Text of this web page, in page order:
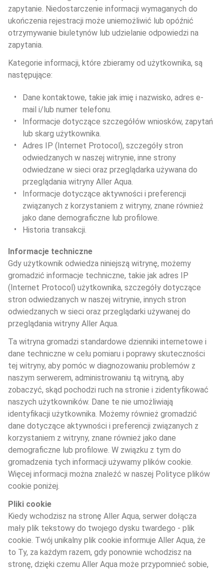
zapytanie. Niedostarczenie informacji wymaganych do
ukończenia rejestracji może uniemożliwić lub opóźnić
otrzymywanie biuletynów lub udzielanie odpowiedzi na
zapytania.
Kategorie informacji, które zbieramy od użytkownika, są
następujące:
Dane kontaktowe, takie jak imię i nazwisko, adres e-
mail i/lub numer telefonu.
Informacje dotyczące szczegółów wniosków, zapytań
lub skarg użytkownika.
Adres IP (Internet Protocol), szczegóły stron
odwiedzanych w naszej witrynie, inne strony
odwiedzane w sieci oraz przeglądarka używana do
przeglądania witryny Aller Aqua.
Informacje dotyczące aktywności i preferencji
związanych z korzystaniem z witryny, znane również
jako dane demograficzne lub profilowe.
Historia transakcji.
Informacje techniczne
Gdy użytkownik odwiedza niniejszą witrynę, możemy
gromadzić informacje techniczne, takie jak adres IP
(Internet Protocol) użytkownika, szczegóły dotyczące
stron odwiedzanych w naszej witrynie, innych stron
odwiedzanych w sieci oraz przeglądarki używanej do
przeglądania witryny Aller Aqua.
Ta witryna gromadzi standardowe dzienniki internetowe i
dane techniczne w celu pomiaru i poprawy skuteczności
tej witryny, aby pomóc w diagnozowaniu problemów z
naszym serwerem, administrowaniu tą witryną, aby
zobaczyć, skąd pochodzi ruch na stronie i zidentyfikować
naszych użytkowników. Dane te nie umożliwiają
identyfikacji użytkownika. Możemy również gromadzić
dane dotyczące aktywności i preferencji związanych z
korzystaniem z witryny, znane również jako dane
demograficzne lub profilowe. W związku z tym do
gromadzenia tych informacji używamy plików cookie.
Więcej informacji można znaleźć w naszej Polityce plików
cookie poniżej.
Pliki cookie
Kiedy wchodzisz na stronę Aller Aqua, serwer dołącza
mały plik tekstowy do twojego dysku twardego - plik
cookie. Twój unikalny plik cookie informuje Aller Aqua, że
to Ty, za każdym razem, gdy ponownie wchodzisz na
stronę, dzięki czemu Aller Aqua może przypomnieć sobie,